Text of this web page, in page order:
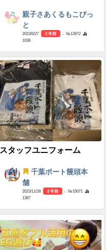
親子さあくるもこぴっ
と
2023/6/27 3 年前
- №13972
1038
スタッフユニフォーム
千葉ポート饅頭本
舗
2023/11/28 2 年前
- №15071
1387